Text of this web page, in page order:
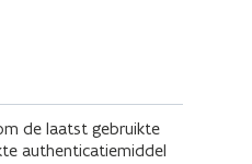
de laatst gebruikte
authenticatiemiddel